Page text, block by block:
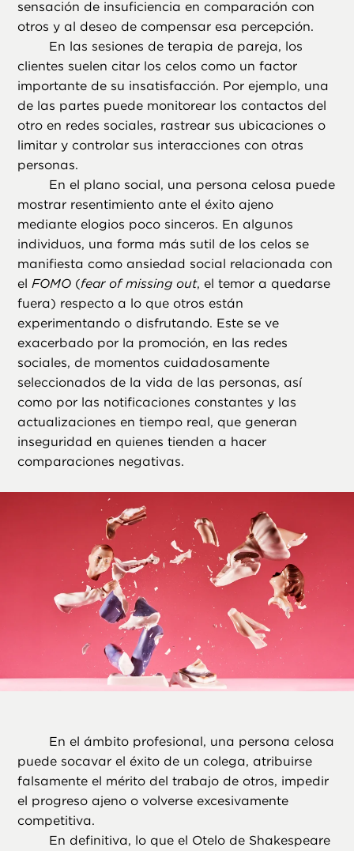
sensación de insuficiencia en comparación con
otros y al deseo de compensar esa percepción.
En las sesiones de terapia de pareja, los
clientes suelen citar los celos como un factor
importante de su insatisfacción. Por ejemplo, una
de las partes puede monitorear los contactos del
otro en redes sociales, rastrear sus ubicaciones o
limitar y controlar sus interacciones con otras
personas.
En el plano social, una persona celosa puede
mostrar resentimiento ante el éxito ajeno
mediante elogios poco sinceros. En algunos
individuos, una forma más sutil de los celos se
manifiesta como ansiedad social relacionada con
elFOMO (fear of missing out, el temor a quedarse
fuera) respecto a lo que otros están
experimentando o disfrutando. Este se ve
exacerbado por la promoción, en las redes
sociales, de momentos cuidadosamente
seleccionados de la vida de las personas, así
como por las notificaciones constantes y las
actualizaciones en tiempo real, que generan
inseguridad en quienes tienden a hacer
comparaciones negativas.
En el ámbito profesional, una persona celosa
puede socavar el éxito de un colega, atribuirse
falsamente el mérito del trabajo de otros, impedir
el progreso ajeno o volverse excesivamente
competitiva.
En definitiva, lo que el Otelo de Shakespeare